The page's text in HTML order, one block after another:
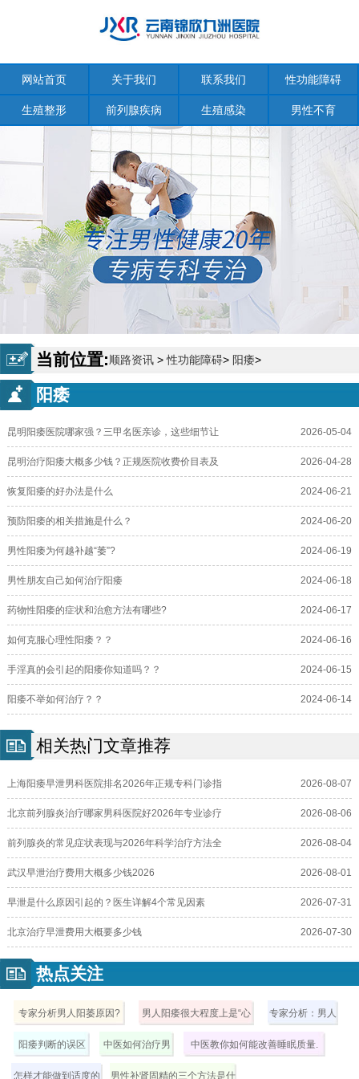
网站首页 关于我们 联系我们 性功能障碍
生殖整形 前列腺疾病 生殖感染 男性不育
当前位置:顺路资讯 >性功能障碍> 阳痿>
阳痿
昆明阳痿医院哪家强？三甲名医亲诊，这些细节让 2026-05-04
昆明治疗阳痿大概多少钱？正规医院收费价目表及 2026-04-28
恢复阳痿的好办法是什么 2024-06-21
预防阳痿的相关措施是什么？ 2024-06-20
男性阳痿为何越补越“萎”? 2024-06-19
男性朋友自己如何治疗阳痿 2024-06-18
药物性阳痿的症状和治愈方法有哪些? 2024-06-17
如何克服心理性阳痿？？ 2024-06-16
手淫真的会引起的阳痿你知道吗？？ 2024-06-15
阳痿不举如何治疗？？ 2024-06-14
相关热门文章推荐
上海阳痿早泄男科医院排名2026年正规专科门诊指 2026-08-07
北京前列腺炎治疗哪家男科医院好2026年专业诊疗 2026-08-06
前列腺炎的常见症状表现与2026年科学治疗方法全 2026-08-04
武汉早泄治疗费用大概多少钱2026 2026-08-01
早泄是什么原因引起的？医生详解4个常见因素 2026-07-31
北京治疗早泄费用大概要多少钱 2026-07-30
热点关注
专家分析男人阳萎原因? 男人阳痿很大程度上是“心
理病”！
专家分析：男人
为什么会阳痿呢
阳痿判断的误区
有哪些呢？
中医如何治疗男
性阳痿呢
中医教你如何能改善睡眠质量.
怎样才能做到适度的 男性补肾固精的三个方法是什